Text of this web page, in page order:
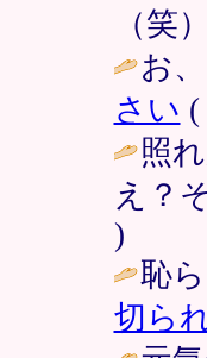
（笑
お
さい (
照
え？
)
恥
切ら